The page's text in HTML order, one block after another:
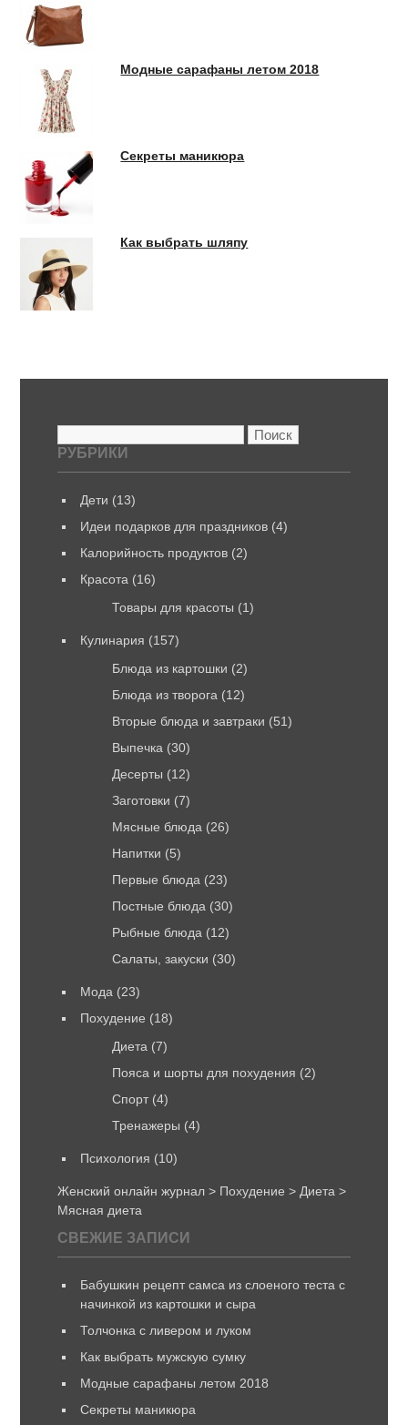
Модные сарафаны летом 2018
Секреты маникюра
Как выбрать шляпу
РУБРИКИ
Дети (13)
Идеи подарков для праздников(4)
Калорийность продуктов(2)
Красота (16)
Товары для красоты (1)
Кулинария (157)
Блюда из картошки (2)
Блюда из творога (12)
Вторые блюда и завтраки (51)
Выпечка (30)
Десерты (12)
Заготовки (7)
Мясные блюда (26)
Напитки (5)
Первые блюда (23)
Постные блюда (30)
Рыбные блюда (12)
Салаты, закуски (30)
Мода (23)
Похудение (18)
Диета (7)
Пояса и шорты для похудения (2)
Спорт(4)
Тренажеры (4)
Психология (10)
Женский онлайн журнал> Похудение > Диета >
Мясная диета
СВЕЖИЕ ЗАПИСИ
Бабушкин рецепт самса из слоеного теста с
начинкой из картошки и сыра
Толчонка с ливером и луком
Как выбрать мужскую сумку
Модные сарафаны летом 2018
Секреты маникюра